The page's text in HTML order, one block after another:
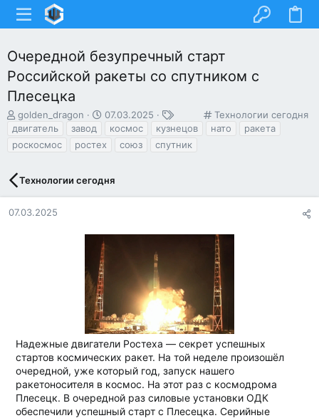
Очередной безупречный старт
Российской ракеты со спутником с
Плесецка
К
а
Технологии сегодня
А
в
т
е
ы
golden_dragon
Д
а
07.03.2025
Т
е
двигатель завод космос кузнецов нато
ракета
роскосмос
ростех союз спутник
Технологии сегодня
07.03.2025
Надежные двигатели Ростеха — секрет успешных
стартов космических ракет. На той неделе произошёл
очередной, уже который год, запуск нашего
ракетоносителя в космос. На этот раз с космодрома
Плесецк. В очередной раз силовые установки ОДК
обеспечили успешный старт с Плесецка. Серийные